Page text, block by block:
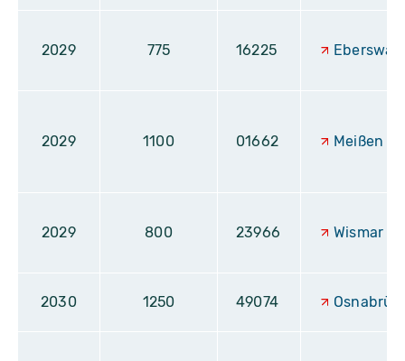
2029 775 16225
2029 1100 01662 Meißen
2029 800 23966 Wismar
2030 1250 49074